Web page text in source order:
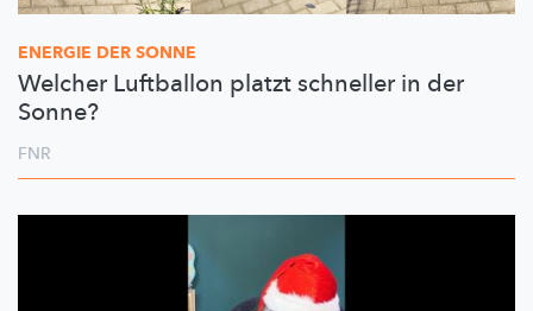
ENERGIE DER SONNE
Welcher Luftballon platzt schneller in der
Sonne?
FNR